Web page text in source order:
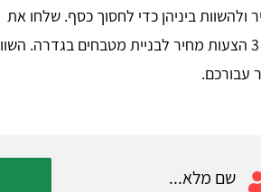
ביניהן כדי לחסוך כסף. שלחו את
הפרטים שלכם כאן באתר ותקבלו עד 3 הצעות מחיר לבניית מטבחים בגדרה. השוו
עבורכם.